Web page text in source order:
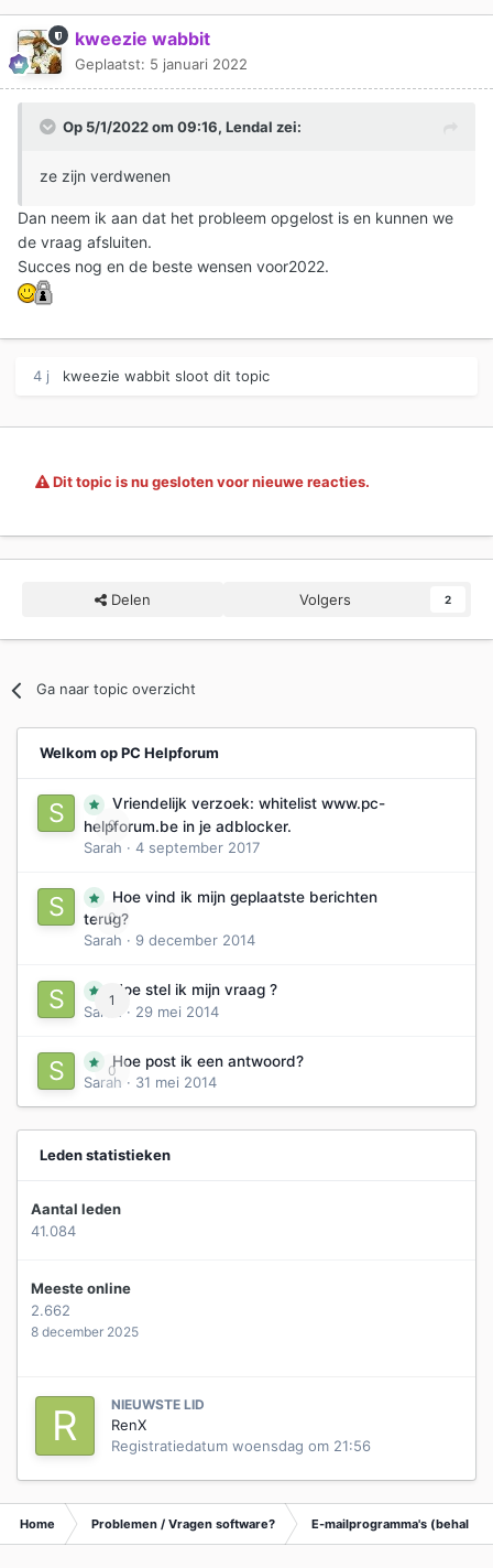
kweezie wabbit
Geplaatst: 5 januari 2022
Op 5/1/2022 om 09:16, Lendal zei:
ze zijn verdwenen
Dan neem ik aan dat het probleem opgelost is en kunnen we
de vraag afsluiten.
Succes nog en de beste wensen voor2022.
4 j kweezie wabbit sloot dit topic
Dit topic is nu gesloten voor nieuwe reacties.
Delen Volgers 2
Ga naar topic overzicht
Welkom op PC Helpforum
0
Vriendelijk verzoek: whitelist www.pc-
helpforum.be in je adblocker.
Sarah · 4 september 2017
0
Hoe vind ik mijn geplaatste berichten
terug?
Sarah · 9 december 2014
1
Hoe stel ik mijn vraag ?
Sarah
· 29 mei 2014
0
Hoe post ik een antwoord?
Sarah · 31 mei 2014
Leden statistieken
Aantal leden
41.084
Meeste online
2.662
8 december 2025
NIEUWSTE LID
RenX
Registratiedatum woensdag om 21:56
Home Problemen / Vragen software? E-mailprogramma's (behalve